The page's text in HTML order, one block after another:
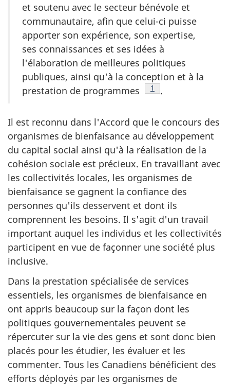
et soutenu avec le secteur bénévole et
communautaire, afin que celui-ci puisse
apporter son expérience, son expertise,
ses connaissances et ses idées à
l'élaboration de meilleures politiques
publiques, ainsi qu'à la conception et à la
prestation de programmes
Note de bas de page
1 .
Il est reconnu dans l'Accord que le concours des
organismes de bienfaisance au développement
du capital social ainsi qu'à la réalisation de la
cohésion sociale est précieux. En travaillant avec
les collectivités locales, les organismes de
bienfaisance se gagnent la confiance des
personnes qu'ils desservent et dont ils
comprennent les besoins. Il s'agit d'un travail
important auquel les individus et les collectivités
participent en vue de façonner une société plus
inclusive.
Dans la prestation spécialisée de services
essentiels, les organismes de bienfaisance en
ont appris beaucoup sur la façon dont les
politiques gouvernementales peuvent se
répercuter sur la vie des gens et sont donc bien
placés pour les étudier, les évaluer et les
commenter. Tous les Canadiens bénéficient des
efforts déployés par les organismes de